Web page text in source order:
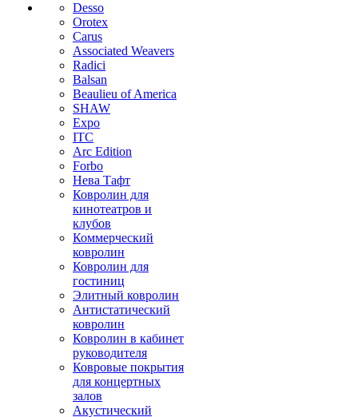
Desso
Orotex
Carus
Associated Weavers
Radici
Balsan
Beaulieu of America
SHAW
Expo
ITC
Arc Edition
Forbo
Нева Тафт
Ковролин для
кинотеатров и
клубов
Коммерческий
ковролин
Ковролин для
гостиниц
Элитный ковролин
Антистатический
ковролин
Ковролин в кабинет
руководителя
Ковровые покрытия
для концертных
залов
Акустический